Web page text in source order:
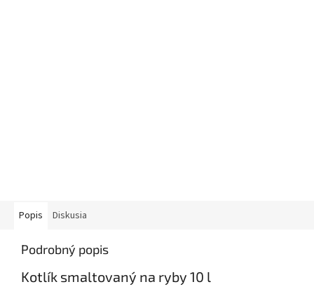
Popis Diskusia
Podrobný popis
Kotlík smaltovaný na ryby 10 l